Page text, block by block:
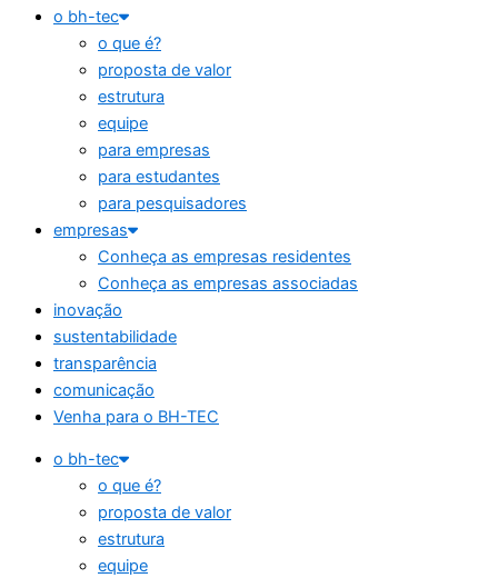
o bh-tec
o que é?
proposta de valor
estrutura
equipe
para empresas
para estudantes
para pesquisadores
empresas
Conheça as empresas residentes
Conheça as empresas associadas
inovação
sustentabilidade
transparência
comunicação
Venha para o BH-TEC
o bh-tec
o que é?
proposta de valor
estrutura
equipe